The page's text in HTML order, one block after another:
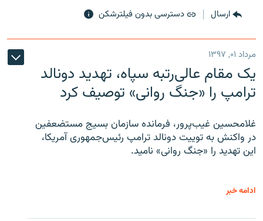
ارسال دسترسی بدون فیلترشکن
مرداد ۰۱, ۱۳۹۷
یک مقام عالی‌رتبه سپاه، تهدید دونالد
ترامپ را «جنگ روانی» توصیف کرد
غلامحسین غیب‌پرور، فرمانده سازمان بسیج مستضعفین
در واکنش به توییت دونالد ترامپ رئیس‌جمهوری آمریکا،
این تهدید را «جنگ روانی» نامید.
ادامه خبر